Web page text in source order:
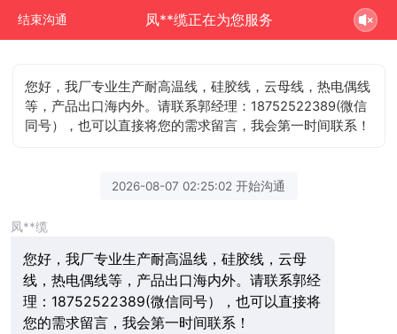
结束沟通 凤**缆正在为您服务
您好，我厂专业生产耐高温线，硅胶线，云母线，热电偶线
等，产品出口海内外。请联系郭经理：18752522389(微信
同号），也可以直接将您的需求留言，我会第一时间联系！
2026-08-07 02:25:02 开始沟通
凤**缆
您好，我厂专业生产耐高温线，硅胶线，云母
线，热电偶线等，产品出口海内外。请联系郭经
理：18752522389(微信同号），也可以直接将
您的需求留言，我会第一时间联系！